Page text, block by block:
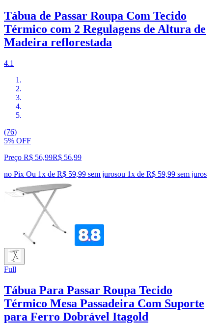
Tábua de Passar Roupa Com Tecido
Térmico com 2 Regulagens de Altura de
Madeira reflorestada
4.1
(76)
5% OFF
Preço R$ 56,99R$ 56,99
no Pix Ou 1x de R$ 59,99 sem jurosou 1x de R$ 59,99 sem juros
Full
Tábua Para Passar Roupa Tecido
Térmico Mesa Passadeira Com Suporte
para Ferro Dobrável Itagold